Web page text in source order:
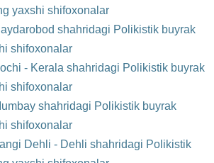
yaxshi shifoxonalar
shahridagi Polikistik buyrak
shifoxonalar
- Kerala shahridagi Polikistik buyrak
shifoxonalar
shahridagi Polikistik buyrak
shifoxonalar
Dehli - Dehli shahridagi Polikistik